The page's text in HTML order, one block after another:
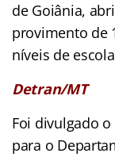
de Goiânia,
provimento de
níveis de
Detran/MT
Foi divulgado
para o